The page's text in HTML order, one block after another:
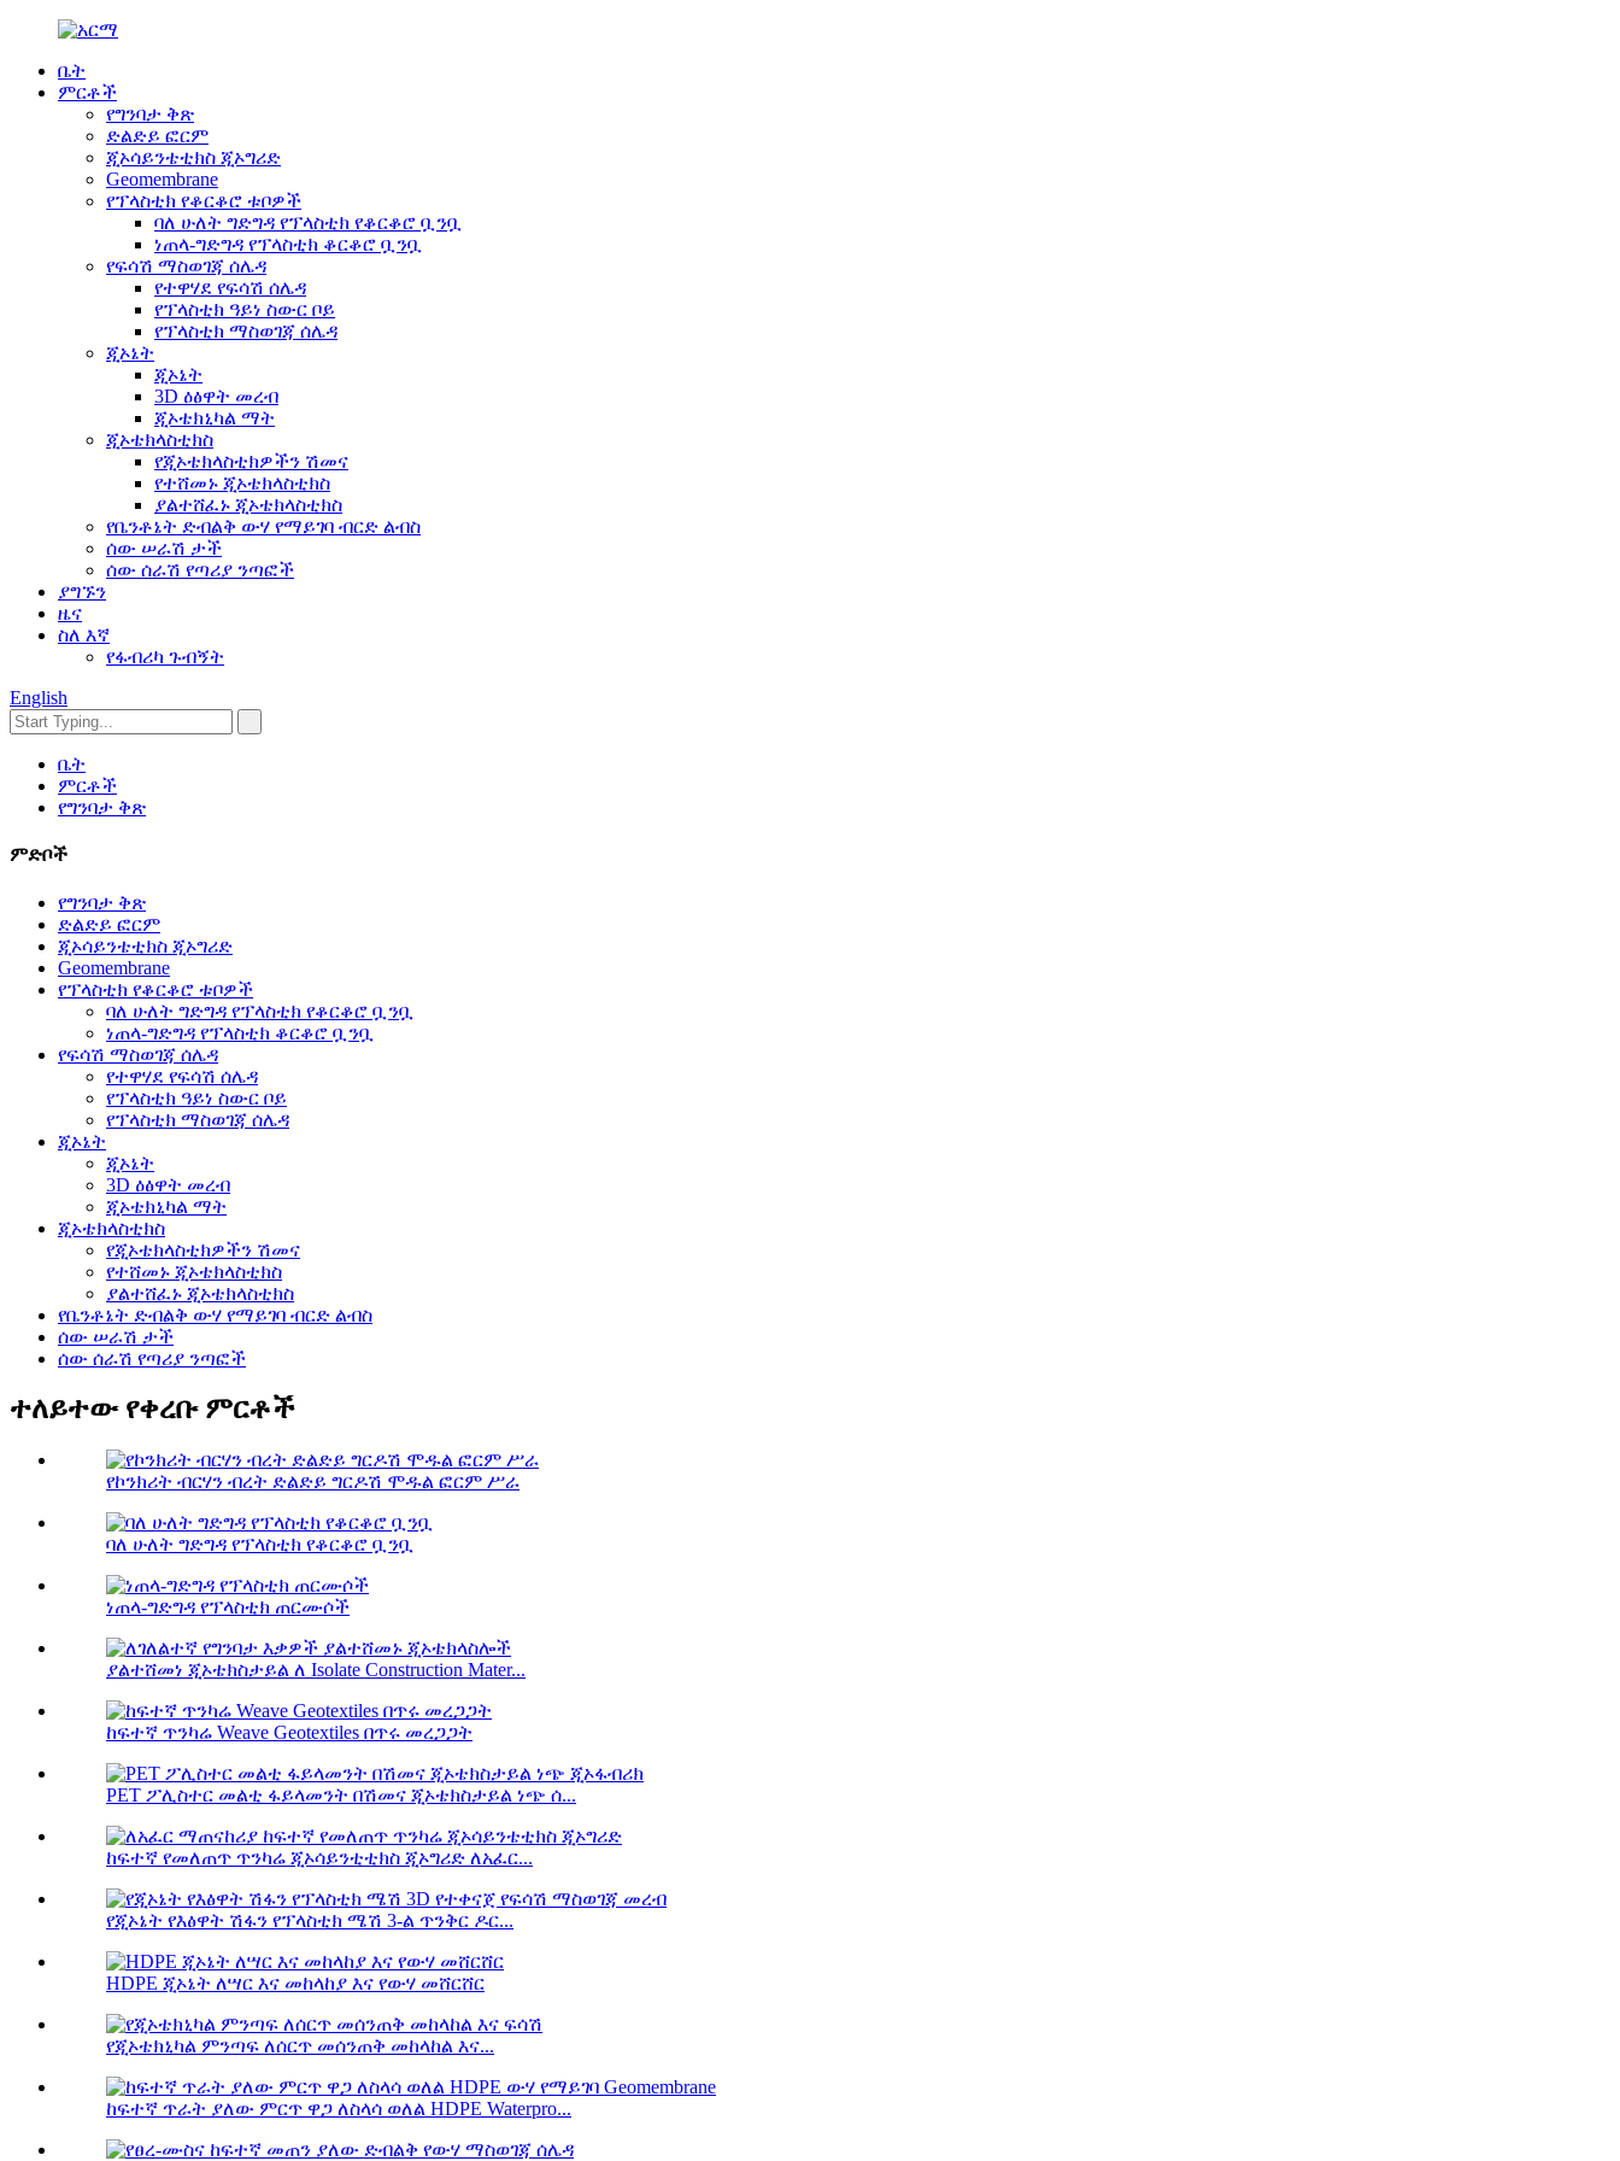
ቤት
ምርቶች
የግንባታ ቅጽ
ድልድይ ፎርም
ጂኦሳይንቴቲክስ ጂኦግሪድ
Geomembrane
የፕላስቲክ የቆርቆሮ ቱቦዎች
ባለ ሁለት ግድግዳ የፕላስቲክ የቆርቆሮ ቧንቧ
ነጠላ-ግድግዳ የፕላስቲክ ቆርቆሮ ቧንቧ
የፍሳሽ ማስወገጃ ሰሌዳ
የተዋሃደ የፍሳሽ ሰሌዳ
የፕላስቲክ ዓይነ ስውር ቦይ
የፕላስቲክ ማስወገጃ ሰሌዳ
ጂኦኔት
ጂኦኔት
3D ዕፅዋት መረብ
ጂኦቴክኒካል ማት
ጂኦቴክላስቲክስ
የጂኦቴክላስቲክዎችን ሽመና
የተሸመኑ ጂኦቴክላስቲክስ
ያልተሸፈኑ ጂኦቴክላስቲክስ
የቤንቶኔት ድብልቅ ውሃ የማይገባ ብርድ ልብስ
ሰው ሠራሽ ታች
ሰው ሰራሽ የጣሪያ ንጣፎች
ያግኙን
ዜና
ስለ እኛ
የፋብሪካ ጉብኝት
English
ቤት
ምርቶች
የግንባታ ቅጽ
ምድቦች
የግንባታ ቅጽ
ድልድይ ፎርም
ጂኦሳይንቴቲክስ ጂኦግሪድ
Geomembrane
የፕላስቲክ የቆርቆሮ ቱቦዎች
ባለ ሁለት ግድግዳ የፕላስቲክ የቆርቆሮ ቧንቧ
ነጠላ-ግድግዳ የፕላስቲክ ቆርቆሮ ቧንቧ
የፍሳሽ ማስወገጃ ሰሌዳ
የተዋሃደ የፍሳሽ ሰሌዳ
የፕላስቲክ ዓይነ ስውር ቦይ
የፕላስቲክ ማስወገጃ ሰሌዳ
ጂኦኔት
ጂኦኔት
3D ዕፅዋት መረብ
ጂኦቴክኒካል ማት
ጂኦቴክላስቲክስ
የጂኦቴክላስቲክዎችን ሽመና
የተሸመኑ ጂኦቴክላስቲክስ
ያልተሸፈኑ ጂኦቴክላስቲክስ
የቤንቶኔት ድብልቅ ውሃ የማይገባ ብርድ ልብስ
ሰው ሠራሽ ታች
ሰው ሰራሽ የጣሪያ ንጣፎች
ተለይተው የቀረቡ ምርቶች
የኮንክሪት ብርሃን ብረት ድልድይ ግርዶሽ ሞዱል ፎርም ሥራ
ባለ ሁለት ግድግዳ የፕላስቲክ የቆርቆሮ ቧንቧ
ነጠላ-ግድግዳ የፕላስቲክ ጠርሙሶች
ያልተሸመነ ጂኦቴክስታይል ለ Isolate Construction Mater...
ከፍተኛ ጥንካሬ Weave Geotextiles በጥሩ መረጋጋት
PET ፖሊስተር መልቲ ፋይላመንት በሽመና ጂኦቴክስታይል ነጭ ሰ...
ከፍተኛ የመለጠጥ ጥንካሬ ጂኦሳይንቲቲክስ ጂኦግሪድ ለአፈር...
የጂኦኔት የእፅዋት ሽፋን የፕላስቲክ ሜሽ 3-ል ጥንቅር ዶር...
HDPE ጂኦኔት ለሣር እና መከላከያ እና የውሃ መሸርሸር
የጂኦቴክኒካል ምንጣፍ ለሰርጥ መሰንጠቅ መከላከል እና...
ከፍተኛ ጥራት ያለው ምርጥ ዋጋ ለስላሳ ወለል HDPE Waterpro...